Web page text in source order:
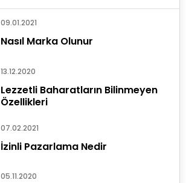
09.01.2021
Nasıl Marka Olunur
13.12.2020
Lezzetli Baharatların Bilinmeyen
Özellikleri
07.02.2021
İzinli Pazarlama Nedir
05.11.2020